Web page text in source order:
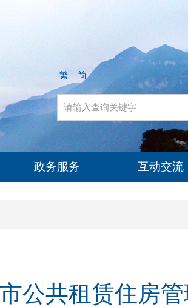
繁 | 简
政务服务 互动交流
公共租赁住房